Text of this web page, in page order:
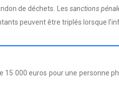
de déchets. Les sanctions
peuvent être triplés lorsque
000 euros pour une personne